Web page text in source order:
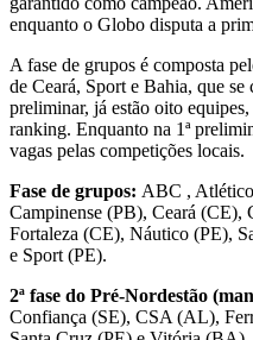
enquanto o Globo disputa a
A fase de grupos é composta
de Ceará, Sport e Bahia, que
preliminar, já estão oito
ranking. Enquanto na 1ª
vagas pelas competições locais.
Fase de grupos: ABC ,
Campinense (PB), Ceará
Fortaleza (CE), Náutico (PE),
e Sport (PE).
2ª fase do Pré-Nordestão
Confiança (SE), CSA (AL),